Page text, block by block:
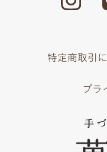
特定商取引
プラ